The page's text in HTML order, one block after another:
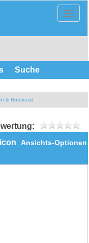
Suche
& Notdienst
Ansichts-Optionen